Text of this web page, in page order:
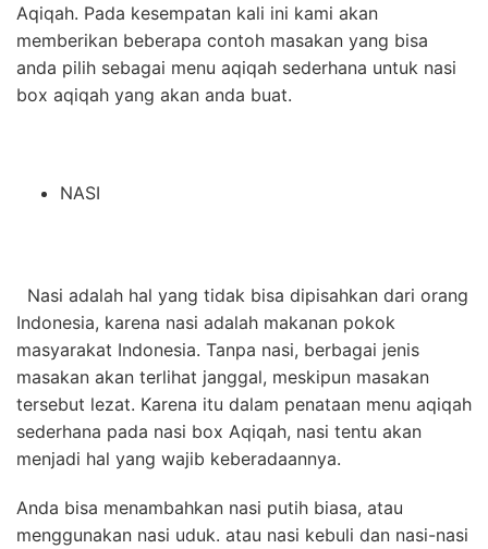
Aqiqah. Pada kesempatan kali ini kami akan
memberikan beberapa contoh masakan yang bisa
anda pilih sebagai menu aqiqah sederhana untuk nasi
box aqiqah yang akan anda buat.
NASI
Nasi adalah hal yang tidak bisa dipisahkan dari orang
Indonesia, karena nasi adalah makanan pokok
masyarakat Indonesia. Tanpa nasi, berbagai jenis
masakan akan terlihat janggal, meskipun masakan
tersebut lezat. Karena itu dalam penataan menu aqiqah
sederhana pada nasi box Aqiqah, nasi tentu akan
menjadi hal yang wajib keberadaannya.
Anda bisa menambahkan nasi putih biasa, atau
menggunakan nasi uduk. atau nasi kebuli dan nasi-nasi